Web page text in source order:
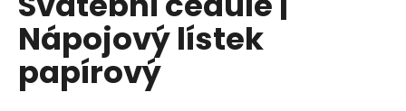
je
0,0
5
hvězdiček.
Nápojový lístek
papírový
HLEDAT